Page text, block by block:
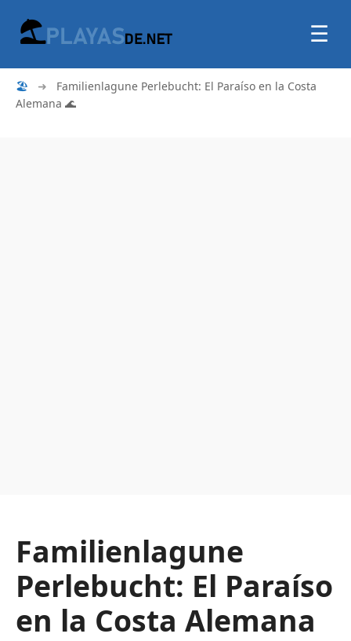
☰
🏖 ➜
Familienlagune Perlebucht: El Paraíso en la Costa
Alemana 🌊
Familienlagune
Perlebucht: El Paraíso
en la Costa Alemana